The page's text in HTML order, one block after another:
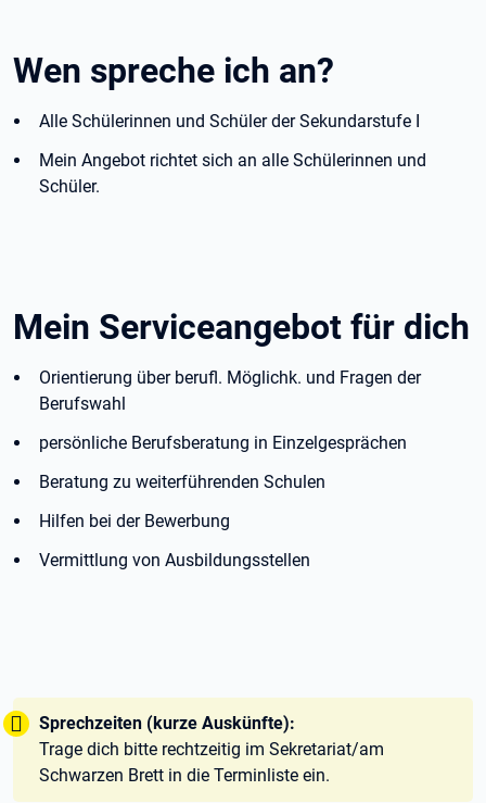
Wen spreche ich an?
Alle Schülerinnen und Schüler der Sekundarstufe I
Mein Angebot richtet sich an alle Schülerinnen und
Schüler.
Mein Serviceangebot für dich
Orientierung über berufl. Möglichk. und Fragen der
Berufswahl
persönliche Berufsberatung in Einzelgesprächen
Beratung zu weiterführenden Schulen
Hilfen bei der Bewerbung
Vermittlung von Ausbildungsstellen
Tipp:
Sprechzeiten (kurze Auskünfte):
Trage dich bitte rechtzeitig im Sekretariat/am
Schwarzen Brett in die Terminliste ein.